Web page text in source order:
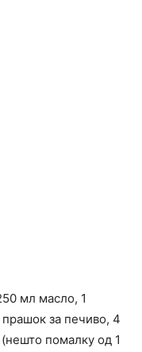
мл масло, 1
за печиво, 4
помалку од 1